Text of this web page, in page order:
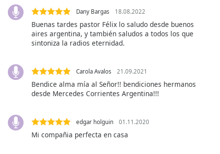
Color
Background
Color
Dany Bargas 18.08.2022
Buenas tardes pastor Félix lo saludo desde buenos
aires argentina, y también saludos a todos los que
sintoniza la radios eternidad.
Carola Avalos 21.09.2021
Bendice alma mía al Señor!! bendiciones hermanos
desde Mercedes Corrientes Argentina!!!
edgar holguin 01.11.2020
Mi compañia perfecta en casa